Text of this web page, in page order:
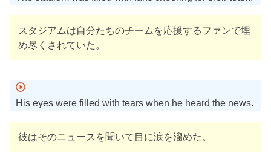
スタジアムは自分たちのチームを応援するファンで埋
め尽くされていた。
His eyes were filled with tears when he heard the news.
彼はそのニュースを聞いて目に涙を溜めた。